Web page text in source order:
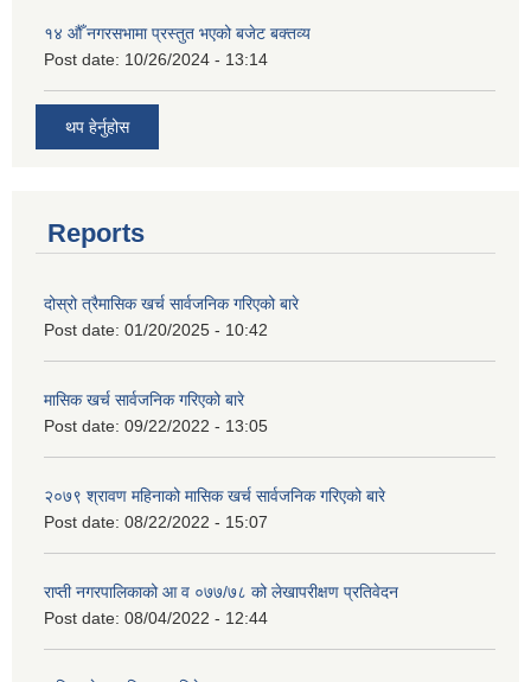
१४ औँ नगरसभामा प्रस्तुत भएको बजेट बक्तव्य
Post date: 10/26/2024 - 13:14
थप हेर्नुहोस
Reports
दोस्रो त्रैमासिक खर्च सार्वजनिक गरिएको बारे
Post date: 01/20/2025 - 10:42
मासिक खर्च सार्वजनिक गरिएको बारे
Post date: 09/22/2022 - 13:05
२०७९ श्रावण महिनाको मासिक खर्च सार्वजनिक गरिएको बारे
Post date: 08/22/2022 - 15:07
राप्ती नगरपालिकाको आ व ०७७/७८ को लेखापरीक्षण प्रतिवेदन
Post date: 08/04/2022 - 12:44